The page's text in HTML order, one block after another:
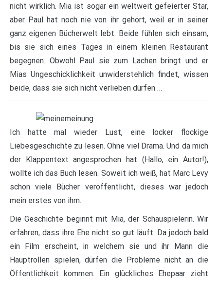
nicht wirklich. Mia ist sogar ein weltweit gefeierter Star,
aber Paul hat noch nie von ihr gehört, weil er in seiner
ganz eigenen Bücherwelt lebt. Beide fühlen sich einsam,
bis sie sich eines Tages in einem kleinen Restaurant
begegnen. Obwohl Paul sie zum Lachen bringt und er
Mias Ungeschicklichkeit unwiderstehlich findet, wissen
beide, dass sie sich nicht verlieben dürfen …
Ich hatte mal wieder Lust, eine locker flockige
Liebesgeschichte zu lesen. Ohne viel Drama. Und da mich
der Klappentext angesprochen hat (Hallo, ein Autor!),
wollte ich das Buch lesen. Soweit ich weiß, hat Marc Levy
schon viele Bücher veröffentlicht, dieses war jedoch
mein erstes von ihm.
Die Geschichte beginnt mit Mia, der Schauspielerin. Wir
erfahren, dass ihre Ehe nicht so gut läuft. Da jedoch bald
ein Film erscheint, in welchem sie und ihr Mann die
Hauptrollen spielen, dürfen die Probleme nicht an die
Öffentlichkeit kommen. Ein glückliches Ehepaar zieht